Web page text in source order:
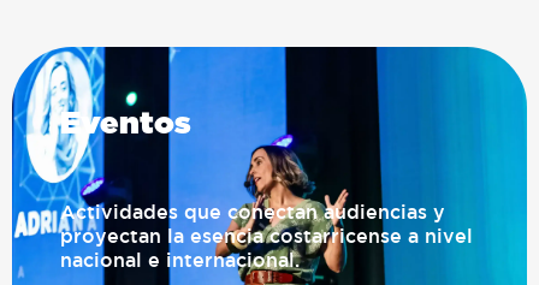
Eventos
Actividades que conectan audiencias y
proyectan la esencia costarricense a nivel
nacional e internacional.